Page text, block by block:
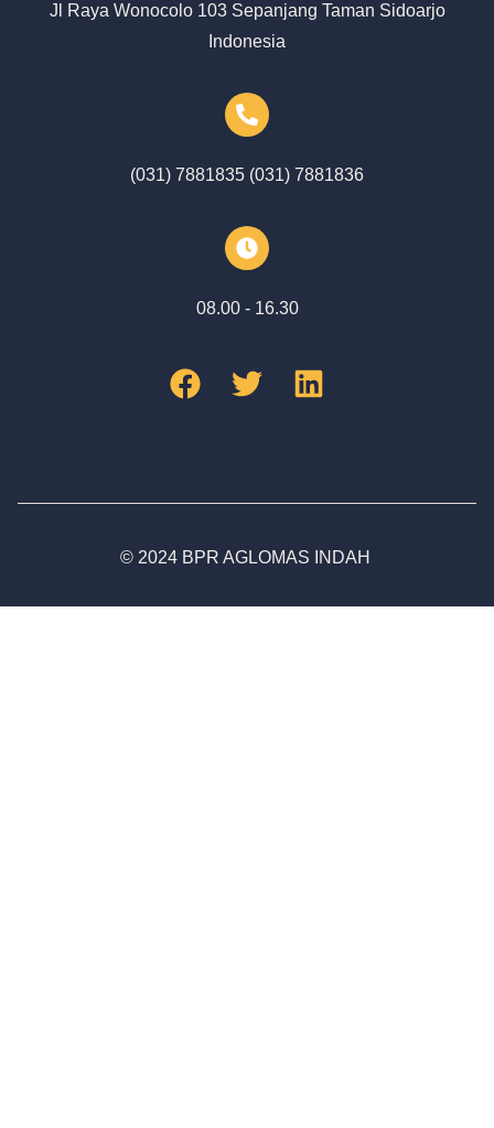
Jl Raya Wonocolo 103 Sepanjang Taman Sidoarjo
Indonesia
(031) 7881835 (031) 7881836
08.00 - 16.30
© 2024 BPR AGLOMAS INDAH